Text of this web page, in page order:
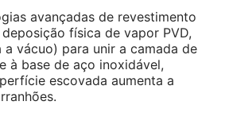
avançadas de revestimento
física de vapor PVD,
a vácuo) para unir a camada de
à base de aço inoxidável,
escovada aumenta a